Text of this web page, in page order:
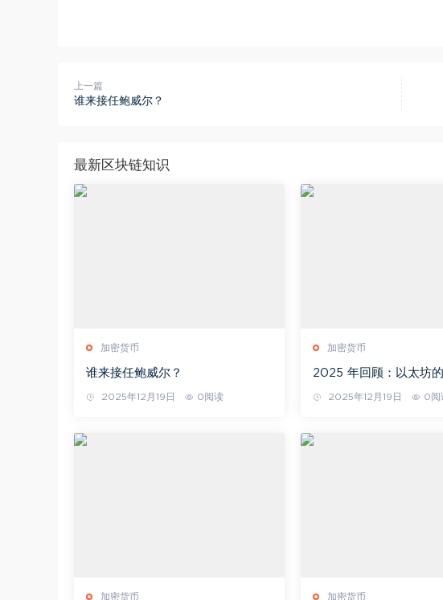
上一篇
谁来接任鲍威尔？
最新区块链知识
加密货币
谁来接任鲍威尔？
2025年12月19日 0阅读
加密货币
2025 年回顾：以太坊的
2025年12月19日 0阅
加密货币 加密货币